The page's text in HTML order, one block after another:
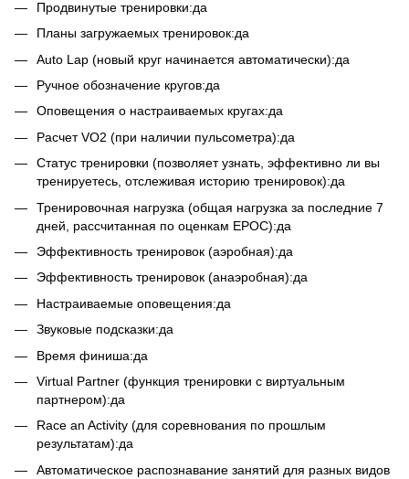
Продвинутые тренировки:да
Планы загружаемых тренировок:да
Auto Lap (новый круг начинается автоматически):да
Ручное обозначение кругов:да
Оповещения о настраиваемых кругах:да
Расчет VO2 (при наличии пульсометра):да
Статус тренировки (позволяет узнать, эффективно ли вы
тренируетесь, отслеживая историю тренировок):да
Тренировочная нагрузка (общая нагрузка за последние 7
дней, рассчитанная по оценкам EPOC):да
Эффективность тренировок (аэробная):да
Эффективность тренировок (анаэробная):да
Настраиваемые оповещения:да
Звуковые подсказки:да
Время финиша:да
Virtual Partner (функция тренировки с виртуальным
партнером):да
Race an Activity (для соревнования по прошлым
результатам):да
Автоматическое распознавание занятий для разных видов